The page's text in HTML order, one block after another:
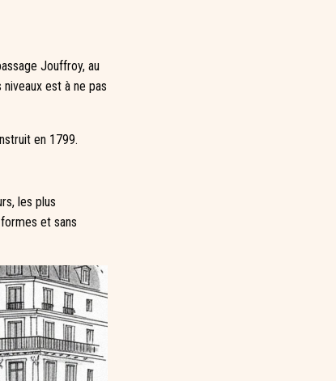
Jouffroy, au
est à ne pas
en 1799.
les plus
et sans